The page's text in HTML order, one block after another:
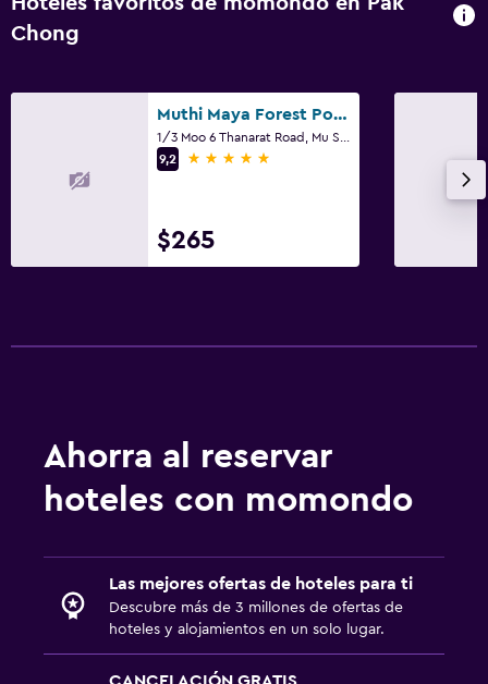
Chong
Muthi Maya Forest Pool Villa Resort - Sha Plus Certified
9,2
5 estrellas
$265
Ahorra al reservar
hoteles con momondo
Las mejores ofertas de hoteles para ti
Descubre más de 3 millones de ofertas de
hoteles y alojamientos en un solo lugar.
CANCELACIÓN GRATIS